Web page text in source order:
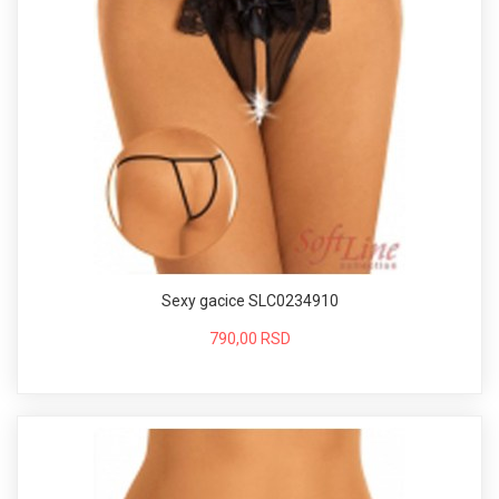
Sexy gacice SLC0234910
790,00 RSD